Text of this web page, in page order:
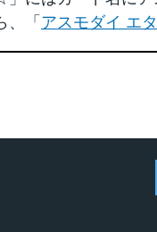
、「 アスモダイ エ